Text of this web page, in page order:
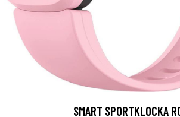
SMART SPORTKLOCKA